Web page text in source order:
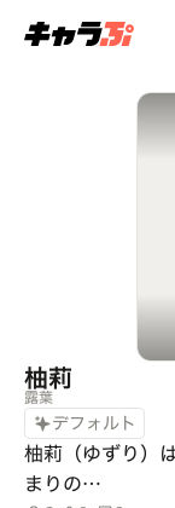
柚莉
露葉
デフォルト
柚莉（ゆずり）
まりの…